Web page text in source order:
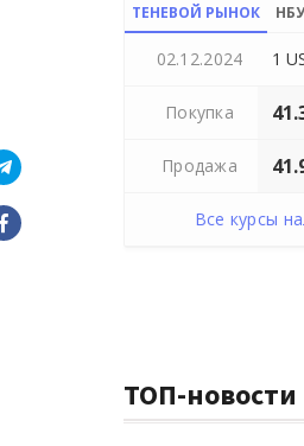
ТЕНЕВОЙ РЫНОК НБУ
02.12.2024 1
Покупка
Продажа
Все курсы
ТОП-новости